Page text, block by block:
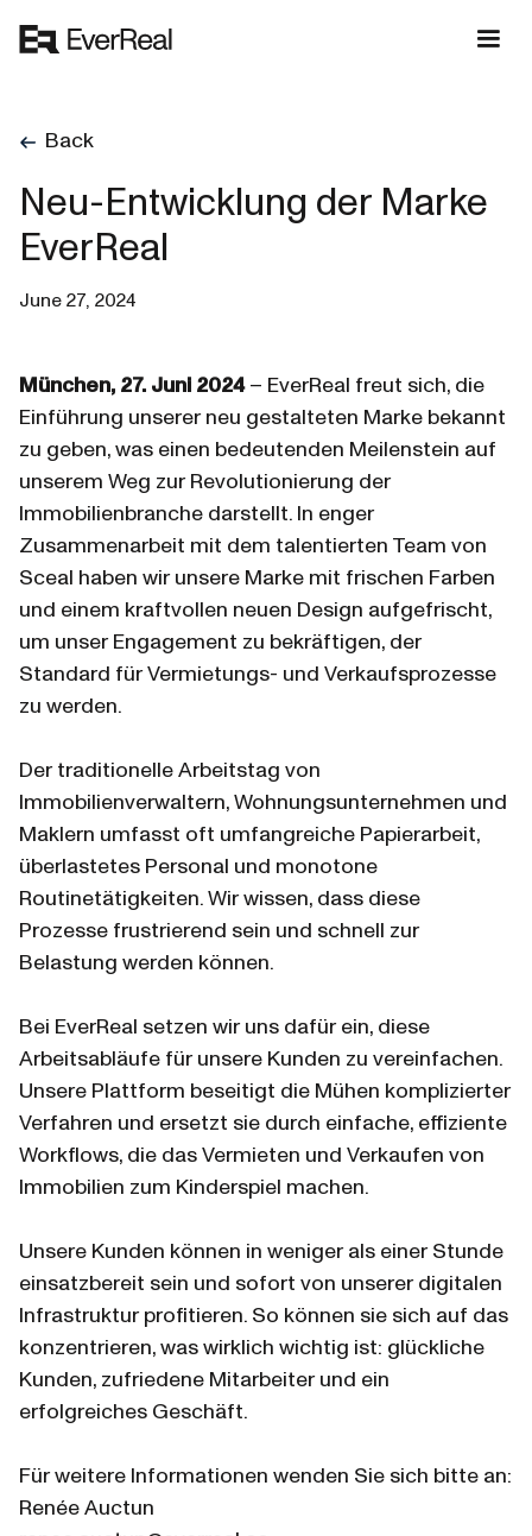
Back
Neu-Entwicklung der Marke
EverReal
June 27, 2024
München, 27. Juni 2024 – EverReal freut sich, die
Einführung unserer neu gestalteten Marke bekannt
zu geben, was einen bedeutenden Meilenstein auf
unserem Weg zur Revolutionierung der
Immobilienbranche darstellt. In enger
Zusammenarbeit mit dem talentierten Team von
Sceal haben wir unsere Marke mit frischen Farben
und einem kraftvollen neuen Design aufgefrischt,
um unser Engagement zu bekräftigen, der
Standard für Vermietungs- und Verkaufsprozesse
zu werden.
Der traditionelle Arbeitstag von
Immobilienverwaltern, Wohnungsunternehmen und
Maklern umfasst oft umfangreiche Papierarbeit,
überlastetes Personal und monotone
Routinetätigkeiten. Wir wissen, dass diese
Prozesse frustrierend sein und schnell zur
Belastung werden können.
Bei EverReal setzen wir uns dafür ein, diese
Arbeitsabläufe für unsere Kunden zu vereinfachen.
Unsere Plattform beseitigt die Mühen komplizierter
Verfahren und ersetzt sie durch einfache, effiziente
Workflows, die das Vermieten und Verkaufen von
Immobilien zum Kinderspiel machen.
Unsere Kunden können in weniger als einer Stunde
einsatzbereit sein und sofort von unserer digitalen
Infrastruktur profitieren. So können sie sich auf das
konzentrieren, was wirklich wichtig ist: glückliche
Kunden, zufriedene Mitarbeiter und ein
erfolgreiches Geschäft.
Für weitere Informationen wenden Sie sich bitte an:
Renée Auctun